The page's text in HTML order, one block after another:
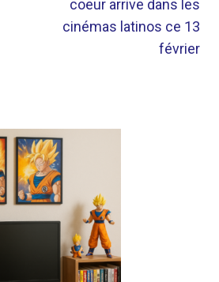
coeur arrive dans les
cinémas latinos ce 13
février